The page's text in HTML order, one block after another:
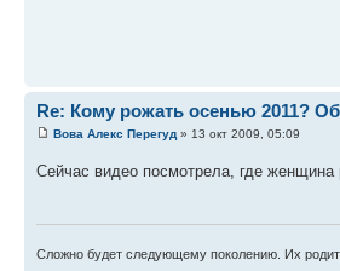
Re: Кому рожать осенью 2011?
Вова Алекс Перегуд» 13 окт 2009, 05:09
Сейчас видео посмотрела, где женщина
Сложно будет следующему поколению. Их